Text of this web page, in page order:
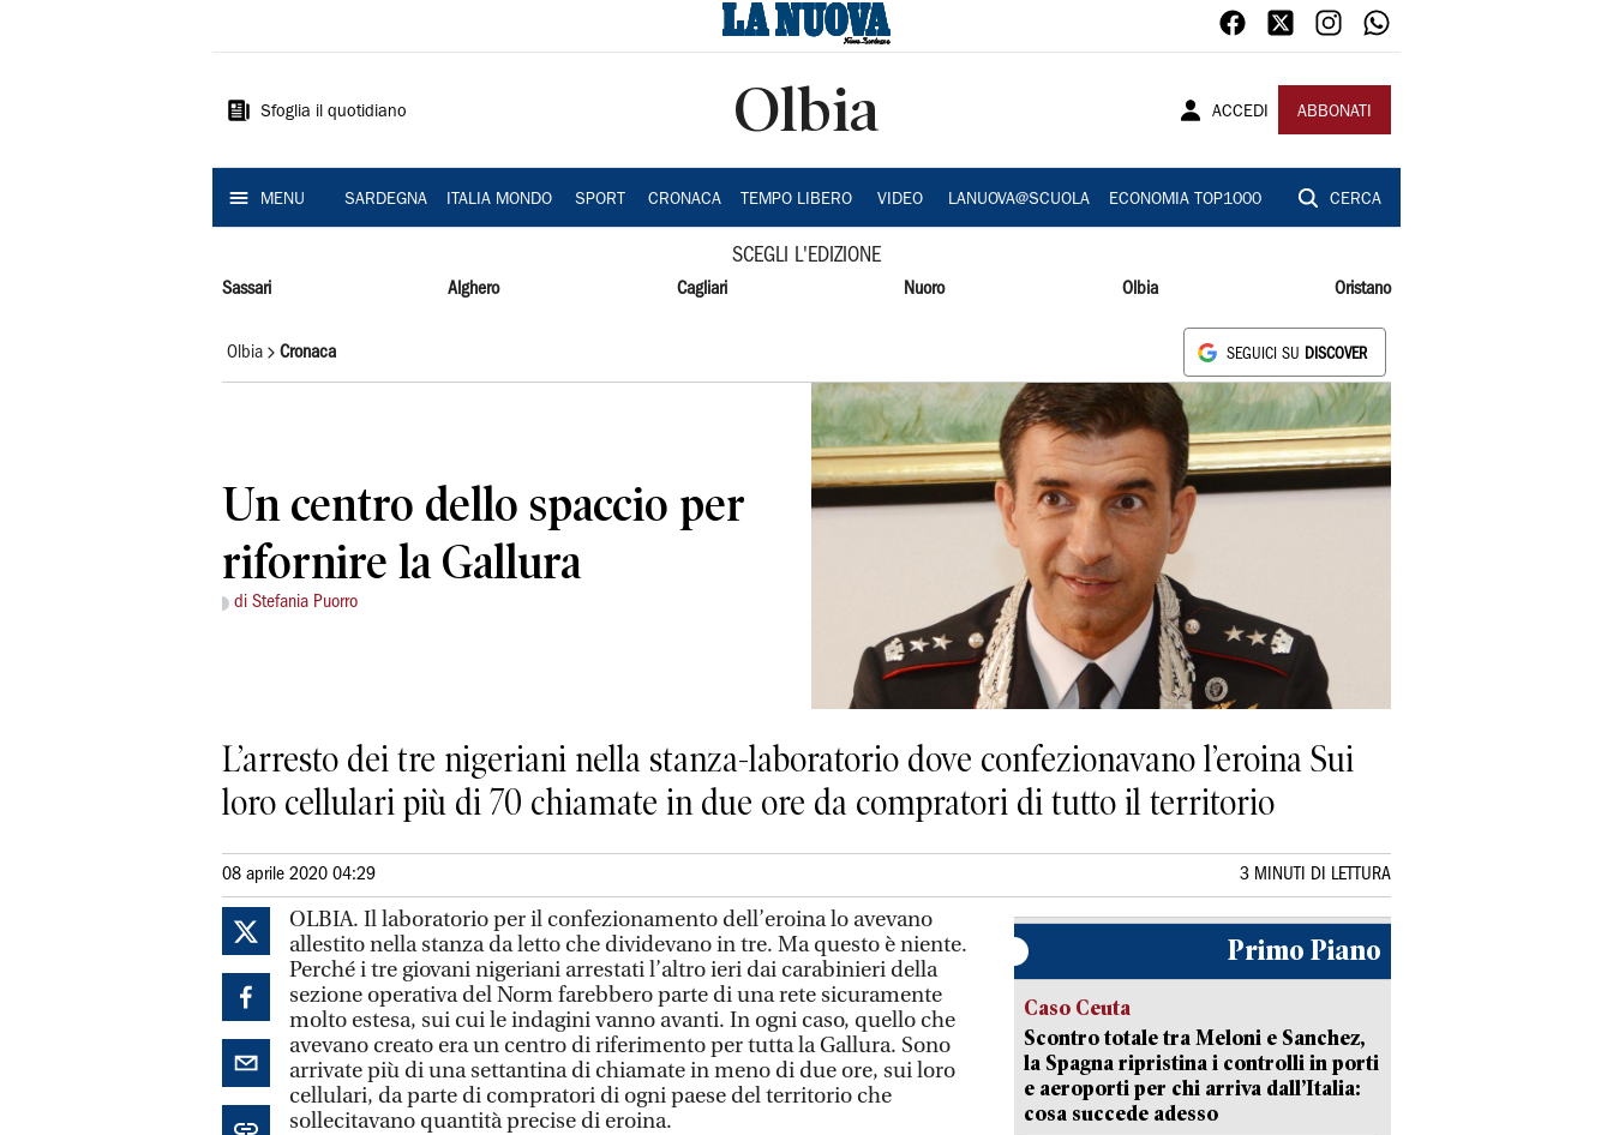
Sardegna
Sfoglia il quotidiano Olbia ACCEDI ABBONATI
MENU SARDEGNA ITALIA MONDO SPORT CRONACA TEMPO LIBERO VIDEO LANUOVA@SCUOLA ECONOMIA TOP1000 CERCA
SCEGLI L'EDIZIONE
Sassari Alghero Cagliari Nuoro Olbia Oristano
Olbia Cronaca SEGUICI SU DISCOVER
Un centro dello spaccio per
rifornire la Gallura
di Stefania Puorro
L’arresto dei tre nigeriani nella stanza-laboratorio dove confezionavano l’eroina Sui
loro cellulari più di 70 chiamate in due ore da compratori di tutto il territorio
08 aprile 2020 04:29 3 MINUTI DI LETTURA
OLBIA. Il laboratorio per il confezionamento dell’eroina lo avevano
allestito nella stanza da letto che dividevano in tre. Ma questo è niente.
Perché i tre giovani nigeriani arrestati l’altro ieri dai carabinieri della
sezione operativa del Norm farebbero parte di una rete sicuramente
molto estesa, sui cui le indagini vanno avanti. In ogni caso, quello che
avevano creato era un centro di riferimento per tutta la Gallura. Sono
arrivate più di una settantina di chiamate in meno di due ore, sui loro
cellulari, da parte di compratori di ogni paese del territorio che
sollecitavano quantità precise di eroina.
Primo Piano
Caso Ceuta
Scontro totale tra Meloni e Sanchez,
la Spagna ripristina i controlli in porti
e aeroporti per chi arriva dall’Italia:
cosa succede adesso